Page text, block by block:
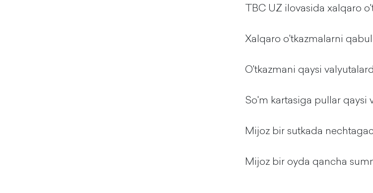
TBC UZ ilovasida xalqaro
Xalqaro o'tkazmalarni
O'tkazmani qaysi
So'm kartasiga pullar qaysi
Mijoz bir sutkada
Mijoz bir oyda qancha